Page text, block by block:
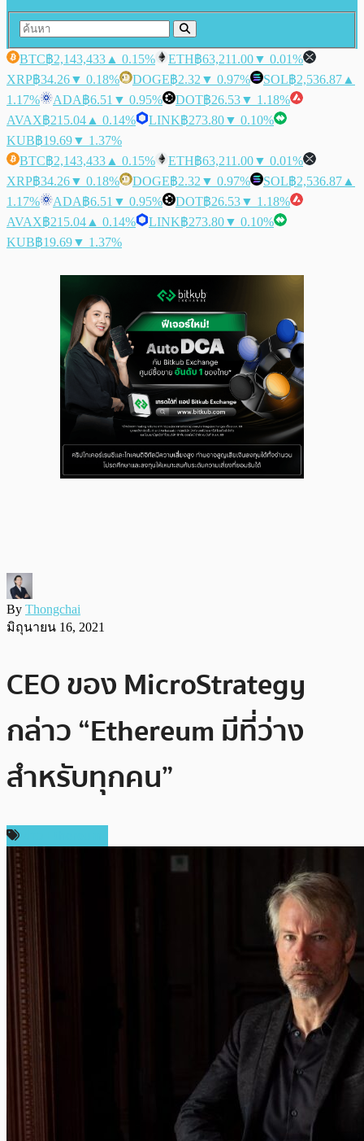
BTC฿2,143,433 ▲ 0.15% ETH฿63,211.00▼ 0.01%
XRP฿34.26▼ 0.18% DOGE฿2.32 ▼ 0.97% SOL฿2,536.87 ▲
1.17%
ADA฿6.51 ▼ 0.95% DOT฿26.53▼ 1.18%
AVAX฿215.04 ▲ 0.14% LINK฿273.80▼ 0.10%
KUB฿19.69▼ 1.37%
BTC฿2,143,433 ▲ 0.15% ETH฿63,211.00▼ 0.01%
XRP฿34.26▼ 0.18% DOGE฿2.32 ▼ 0.97% SOL฿2,536.87 ▲
1.17%
ADA฿6.51 ▼ 0.95% DOT฿26.53▼ 1.18%
AVAX฿215.04 ▲ 0.14% LINK฿273.80▼ 0.10%
KUB฿19.69▼ 1.37%
By Thongchai
มิถุนายน 16, 2021
CEO ของ MicroStrategy
กล่าว “Ethereum มีที่ว่าง
สำหรับทุกคน”